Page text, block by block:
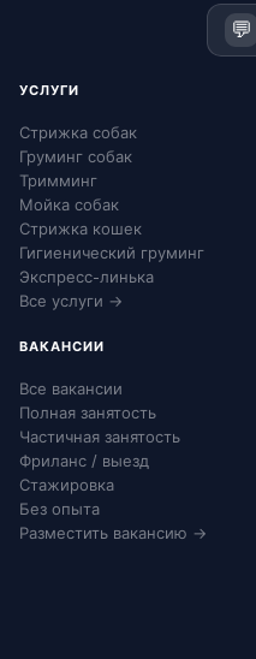
💬
УСЛУГИ
Стрижка собак
Груминг собак
Тримминг
Мойка собак
Стрижка кошек
Гигиенический груминг
Экспресс-линька
Все услуги →
ВАКАНСИИ
Все вакансии
Полная занятость
Частичная занятость
Фриланс / выезд
Стажировка
Без опыта
Разместить вакансию →